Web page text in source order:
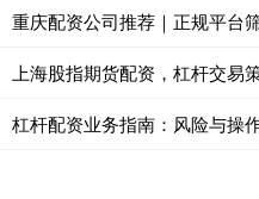
重庆配资公司推荐｜正规平台
上海股指期货配资，杠杆交易
杠杆配资业务指南：风险与操